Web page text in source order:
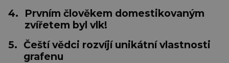
4.
Prvním člověkem domestikovaným
zvířetem byl vlk!
5. Čeští vědci rozvíjí unikátní vlastnosti
grafenu